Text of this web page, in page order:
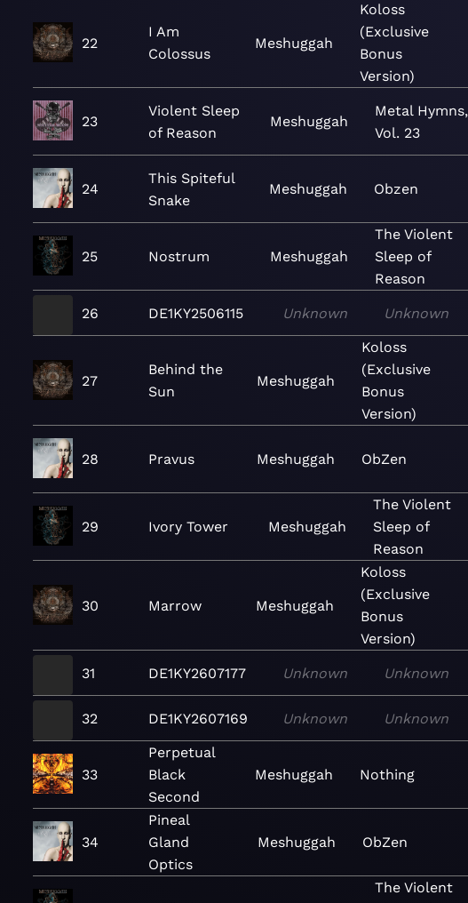
22
I Am
Colossus
Meshuggah
Koloss
(Exclusive
Bonus
Version)
23
Violent Sleep
of Reason
Meshuggah
Metal Hymns,
Vol. 23
24
This Spiteful
Snake
Meshuggah Obzen
25 Nostrum Meshuggah
The Violent
Sleep of
Reason
26 DE1KY2506115 Unknown Unknown
27
Behind the
Sun
Meshuggah
Koloss
(Exclusive
Bonus
Version)
28 Pravus Meshuggah ObZen
29 Ivory Tower Meshuggah
The Violent
Sleep of
Reason
30 Marrow Meshuggah
Koloss
(Exclusive
Bonus
Version)
31 DE1KY2607177 Unknown Unknown
32 DE1KY2607169 Unknown Unknown
33
Perpetual
Black
Second
Meshuggah Nothing
34
Pineal
Gland
Optics
Meshuggah ObZen
The Violent